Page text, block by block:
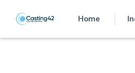
Home
(current)